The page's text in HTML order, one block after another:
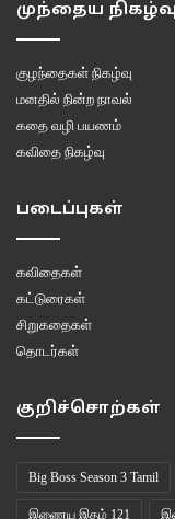
வேண்டிய
முந்தைய
குழந்தைகள் நிகழ்வு
மனதில் நின்ற நாவல்
கதை வழி பயணம்
கவிதை நிகழ்வு
படைப்புகள்
கவிதைகள்
கட்டுரைகள்
சிறுகதைகள்
தொடர்கள்
குறிச்சொற்கள்
Big Boss Season 3 Tamil
இணைய இதழ் 121